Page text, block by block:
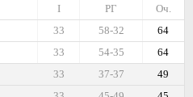
Оч.
РГ
I
64
58-32
33
64
54-35
33
49
37-37
33